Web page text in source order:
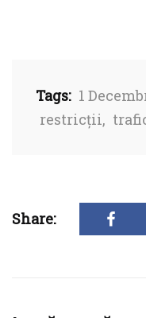
Tags: 1
restricții,
Share: